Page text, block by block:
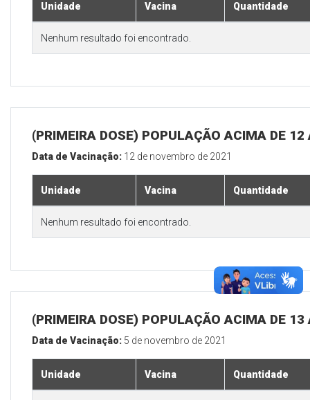
Unidade Vacina Quantidade
Nenhum resultado foi encontrado.
(PRIMEIRA DOSE) POPULAÇÃO ACIMA DE 12
Data de Vacinação: 12 de novembro de 2021
Unidade Vacina Quantidade
Nenhum resultado foi encontrado.
(PRIMEIRA DOSE) POPULAÇÃO ACIMA DE 13
Data de Vacinação: 5 de novembro de 2021
Unidade Vacina Quantidade